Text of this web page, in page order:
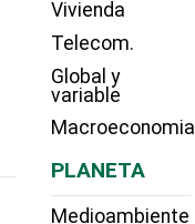
Vivienda
Telecom.
Global y
variable
Macroeconomia
PLANETA
Medioambiente